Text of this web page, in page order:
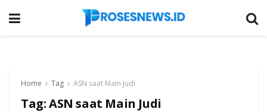
Home Tag ASN saat Main Judi
Tag:ASN saat Main Judi